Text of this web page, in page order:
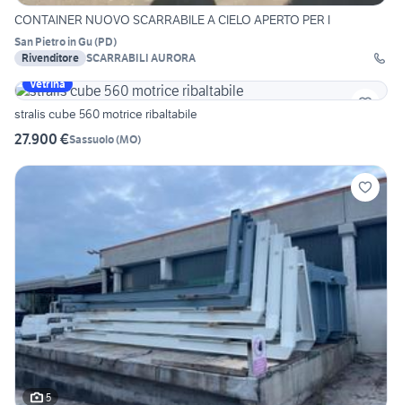
CONTAINER NUOVO SCARRABILE A CIELO APERTO PER I
San Pietro in Gu(PD)
Rivenditore SCARRABILI AURORA
Vetrina
stralis cube 560 motrice ribaltabile
27.900 €Sassuolo(MO)
5